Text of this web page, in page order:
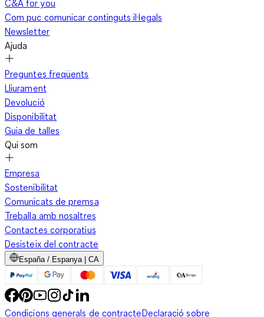
C&A for you
Com puc comunicar continguts il·legals
Newsletter
Ajuda
Preguntes freqüents
Lliurament
Devolució
Disponibilitat
Guia de talles
Qui som
Empresa
Sostenibilitat
Comunicats de premsa
Treballa amb nosaltres
Contactes corporatius
Desisteix del contracte
España / Espanya | CA
Condicions generals de contracteDeclaració sobre